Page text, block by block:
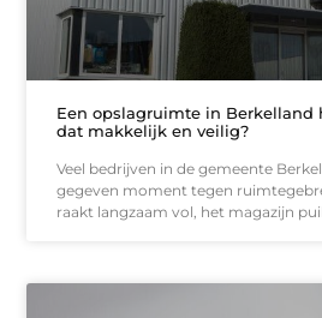
Een opslagruimte in Berkelland
dat makkelijk en veilig?
Veel bedrijven in de gemeente
gegeven moment tegen
raakt langzaam vol, het magazijn